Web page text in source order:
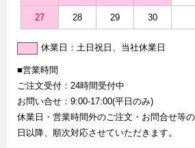
27 28 29 30
休業日：土日祝日、当社休業日
■営業時間
ご注文受付：24時間受付中
お問い合せ：9:00-17:00(平日のみ)
休業日・営業時間外のご注文・お問合せ等
日以降、順次対応させていただきます。